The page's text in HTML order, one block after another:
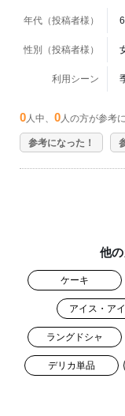
年代（投稿者様）
性別（投稿者様）
利用シーン
0 人中、 0 人の方が参考
参考になった！
他
ケーキ
アイス・ア
ラングドシャ
デリカ単品